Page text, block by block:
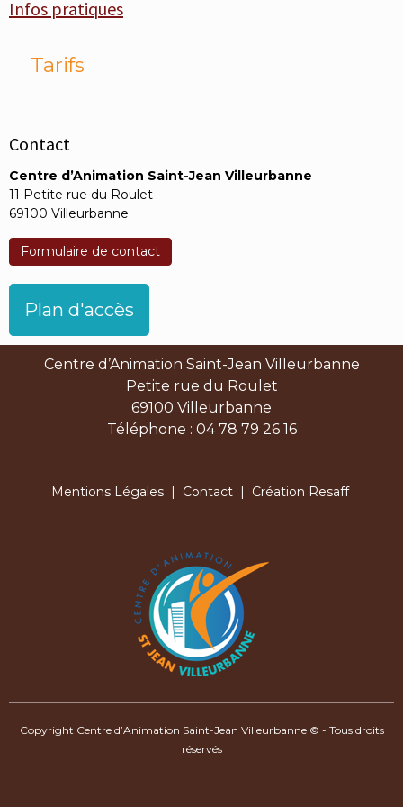
Infos pratiques
Tarifs
Contact
Centre d’Animation Saint-Jean Villeurbanne
11 Petite rue du Roulet
69100 Villeurbanne
Formulaire de contact
Plan d'accès
Centre d’Animation Saint-Jean Villeurbanne
Petite rue du Roulet
69100 Villeurbanne
Téléphone : 04 78 79 26 16
Mentions Légales| Contact| Création Resaff
Copyright Centre d’Animation Saint-Jean Villeurbanne © - Tous droits
réservés